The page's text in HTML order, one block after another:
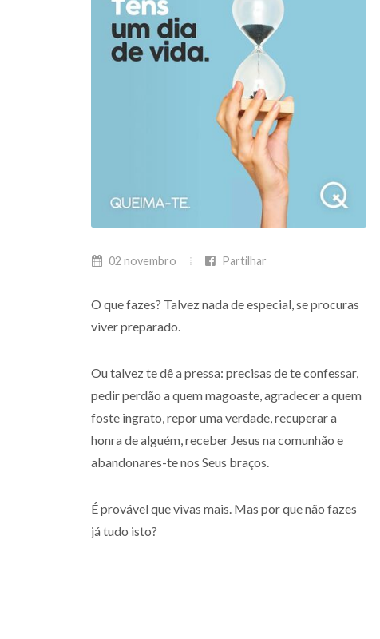
02 novembro Partilhar
O que fazes? Talvez nada de especial, se procuras
viver preparado.
Ou talvez te dê a pressa: precisas de te confessar,
pedir perdão a quem magoaste, agradecer a quem
foste ingrato, repor uma verdade, recuperar a
honra de alguém, receber Jesus na comunhão e
abandonares-te nos Seus braços.
É provável que vivas mais. Mas por que não fazes
já tudo isto?